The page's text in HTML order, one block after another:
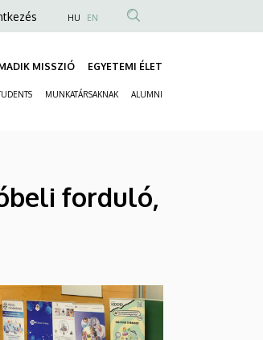
HU EN
MISSZIÓ EGYETEMI ÉLET
MUNKATÁRSAKNAK ALUMNI
forduló,